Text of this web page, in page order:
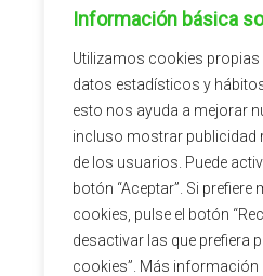
Información básica
Utilizamos cookies
datos estadísticos y
esto nos ayuda a mejorar
incluso mostrar publicidad
de los usuarios. Puede
botón “Aceptar”. Si
cookies, pulse el botón
desactivar las que prefiera
cookies”. Más información
09:00h – 14:00h
15:00h – 18:00h